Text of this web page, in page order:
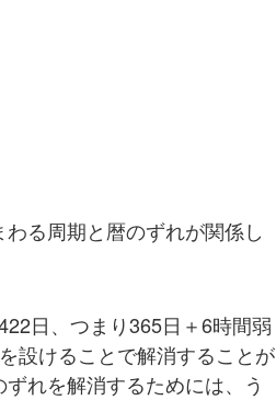
る周期と暦のずれが関係し
日、つまり365日＋6時間弱
設けることで解消することが
れを解消するためには、う